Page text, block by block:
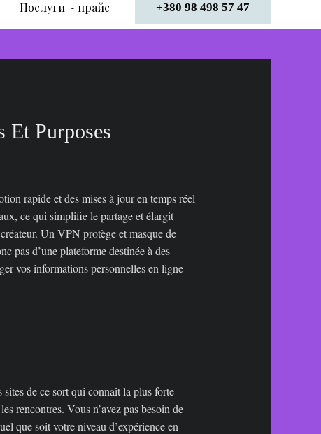
Послуги ~ прайс +380 98 498 57 47
Et Purposes
rapide et des mises à jour en temps réel
ce qui simplifie le partage et élargit
Un VPN protège et masque de
pas d’une plateforme destinée à des
vos informations personnelles en ligne
de ce sort qui connaît la plus forte
rencontres. Vous n’avez pas besoin de
que soit votre niveau d’expérience en